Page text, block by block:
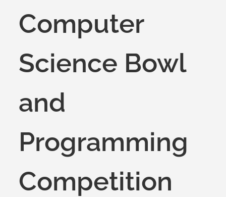
Computer
Science Bowl
and
Programming
Competition